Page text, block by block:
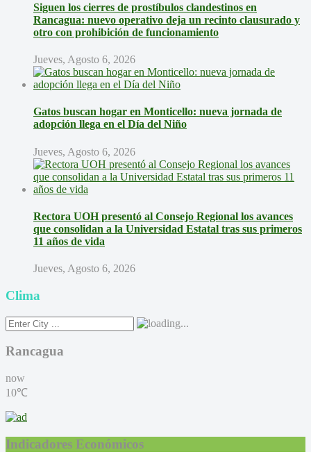
Siguen los cierres de prostíbulos clandestinos en
Rancagua: nuevo operativo deja un recinto clausurado y
otro con prohibición de funcionamiento
Jueves, Agosto 6, 2026
Gatos buscan hogar en Monticello: nueva jornada de
adopción llega en el Día del Niño
Jueves, Agosto 6, 2026
Rectora UOH presentó al Consejo Regional los avances
que consolidan a la Universidad Estatal tras sus primeros
11 años de vida
Jueves, Agosto 6, 2026
Clima
Rancagua
now
10℃
Indicadores Económicos